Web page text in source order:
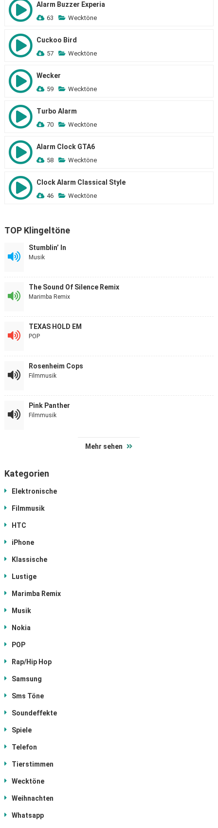
Alarm Buzzer Experia
63 Wecktöne
Cuckoo Bird
57 Wecktöne
Wecker
59 Wecktöne
Turbo Alarm
70 Wecktöne
Alarm Clock GTA6
58 Wecktöne
Clock Alarm Classical Style
46 Wecktöne
TOP Klingeltöne
Stumblin’ In
Musik
The Sound Of Silence Remix
Marimba Remix
TEXAS HOLD EM
POP
Rosenheim Cops
Filmmusik
Pink Panther
Filmmusik
Mehr sehen
Kategorien
Elektronische
Filmmusik
HTC
iPhone
Klassische
Lustige
Marimba Remix
Musik
Nokia
POP
Rap/Hip Hop
Samsung
Sms Töne
Soundeffekte
Spiele
Telefon
Tierstimmen
Wecktöne
Weihnachten
Whatsapp